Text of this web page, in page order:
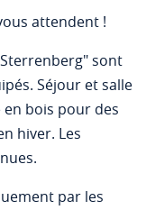
attendent !
sont
Séjour et salle
en bois pour des
hiver. Les
par les